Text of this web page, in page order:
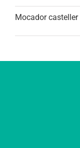
Mocador casteller